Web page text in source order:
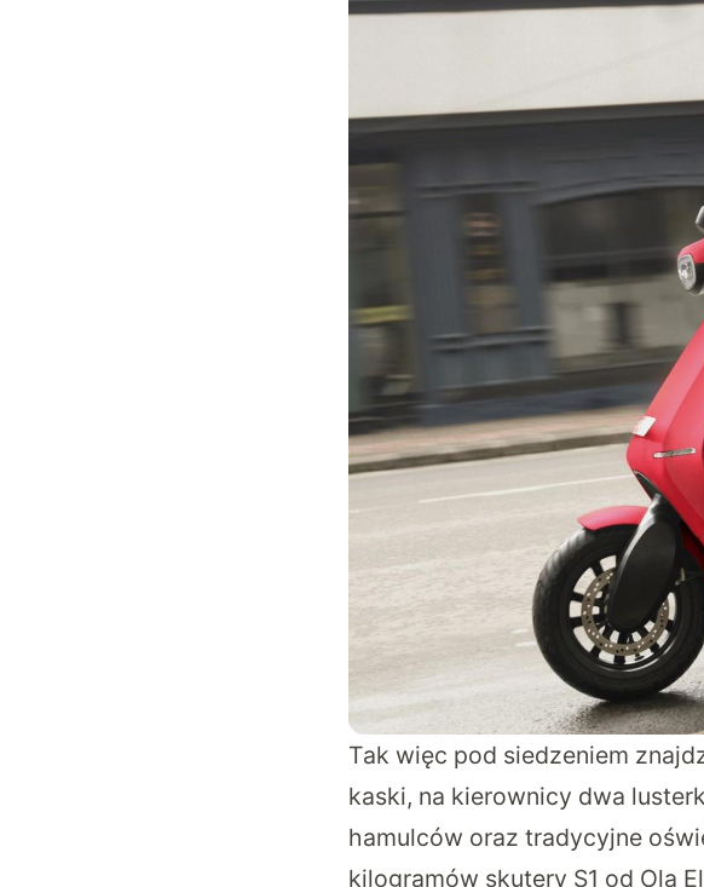
Tak więc pod siedzeniem
kaski, na kierownicy dwa
hamulców oraz tradycyjne
kilogramów skutery S1 od Ola